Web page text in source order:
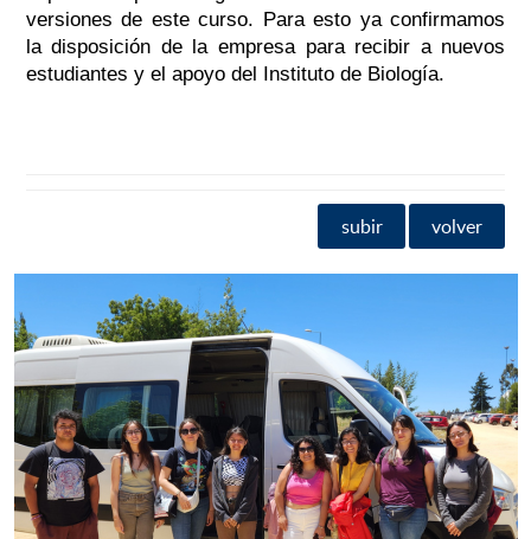
versiones de este curso. Para esto ya confirmamos
la disposición de la empresa para recibir a nuevos
estudiantes y el apoyo del Instituto de Biología.
subir volver